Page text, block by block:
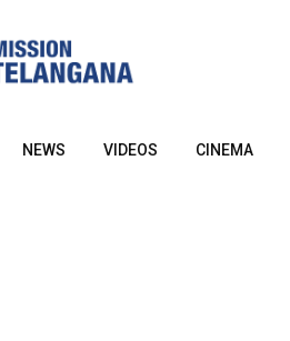
NEWS VIDEOS CINEMA